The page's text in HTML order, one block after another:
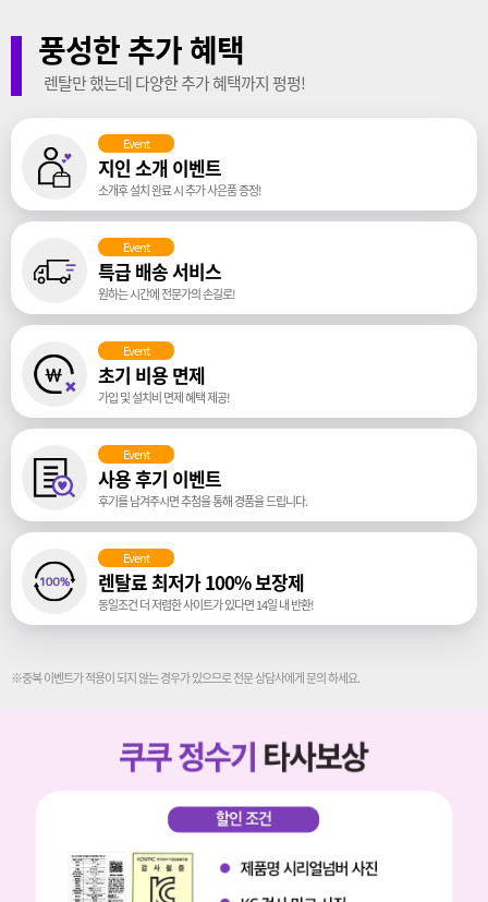
풍성한 추가 혜택
렌탈만 했는데 다양한 추가 혜택까지 펑펑!
Event
지인 소개 이벤트
소개후 설치 완료 시 추가 사은품 증정!
Event
특급 배송 서비스
원하는 시간에 전문가의 손길로!
Event
초기 비용 면제
가입 및 설치비 면제 혜택 제공!
Event
사용 후기 이벤트
후기를 남겨주시면 추첨을 통해 경품을 드립니다.
Event
렌탈료 최저가 100% 보장제
동일조건 더 저렴한 사이트가 있다면 14일 내 반환!
※중복 이벤트가 적용이 되지 않는 경우가 있으므로 전문 상담사에게 문의 하세요.